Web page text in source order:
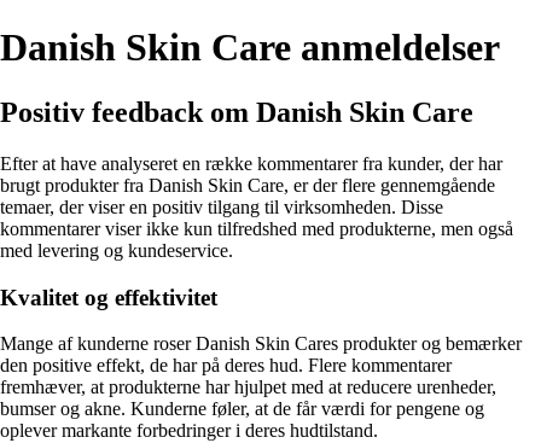
Danish Skin Care anmeldelser
Positiv feedback om Danish Skin Care
Efter at have analyseret en række kommentarer fra kunder, der har
brugt produkter fra Danish Skin Care, er der flere gennemgående
temaer, der viser en positiv tilgang til virksomheden. Disse
kommentarer viser ikke kun tilfredshed med produkterne, men også
med levering og kundeservice.
Kvalitet og effektivitet
Mange af kunderne roser Danish Skin Cares produkter og bemærker
den positive effekt, de har på deres hud. Flere kommentarer
fremhæver, at produkterne har hjulpet med at reducere urenheder,
bumser og akne. Kunderne føler, at de får værdi for pengene og
oplever markante forbedringer i deres hudtilstand.